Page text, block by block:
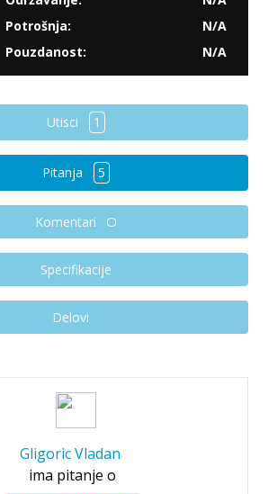
Potrošnja:
N/A
Pouzdanost:
N/A
Utisci 1
Pitanja 5
Komentari
Specifikacije
Delovi
Gligoric Vladan
ima pitanje o